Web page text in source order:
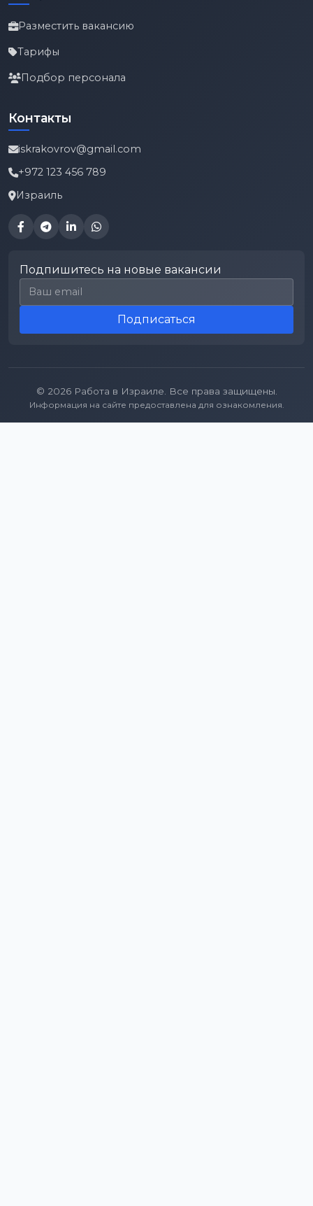
Разместить вакансию
Тарифы
Подбор персонала
Контакты
iskrakovrov@gmail.com
+972 123 456 789
Израиль
Подпишитесь на новые вакансии
Email для подписки
Подписаться
© 2026 Работа в Израиле. Все права защищены.
Информация на сайте предоставлена для ознакомления.